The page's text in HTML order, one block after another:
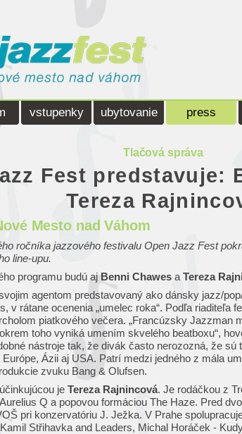
vstupenky ubytovanie press
Tlačová správa
Fest predstavuje:
Tereza
Mesto nad Váhom
ročníka jazzového festivalu Open Jazz Fest
line-upu.
programu budú aj Benni Chawes a Tereza
agentom predstavovaný ako dánsky jazz/
v rátane ocenenia „umelec roka“. Podľa riaditeľa
piatkového večera. „Francúzsky Jazzman
toho vyniká umením skvelého beatboxu“,
nástroje tak, že divák často nerozozná, že sú
Ázii aj USA. Patrí medzi jedného z mála
zvuku Bang & Olufsen.
je Tereza Rajnincová. Je rodáčkou z
Q a popovou formáciou The Haze. Pred
pri konzervatóriu J. Ježka. V Prahe
Střihavka and Leaders, Michal Horáček -